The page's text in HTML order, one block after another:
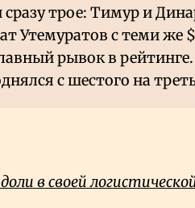
сразу трое: Тимур и
Утемуратов с теми же
рывок в рейтинге.
с шестого на
в своей